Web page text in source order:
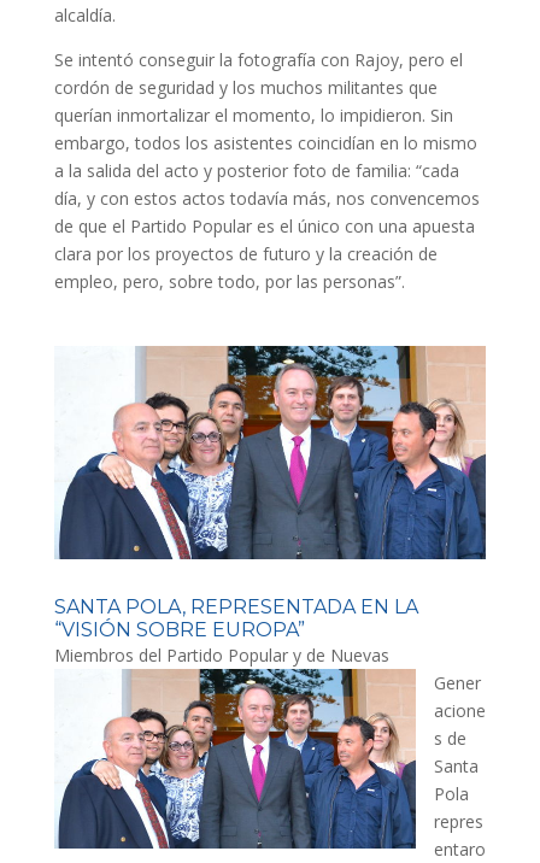
alcaldía.
Se intentó conseguir la fotografía con Rajoy, pero el
cordón de seguridad y los muchos militantes que
querían inmortalizar el momento, lo impidieron. Sin
embargo, todos los asistentes coincidían en lo mismo
a la salida del acto y posterior foto de familia: “cada
día, y con estos actos todavía más, nos convencemos
de que el Partido Popular es el único con una apuesta
clara por los proyectos de futuro y la creación de
empleo, pero, sobre todo, por las personas”.
SANTA POLA, REPRESENTADA EN LA
“VISIÓN SOBRE EUROPA”
Miembros del Partido Popular y de Nuevas
Gener
acione
s de
Santa
Pola
repres
entaro